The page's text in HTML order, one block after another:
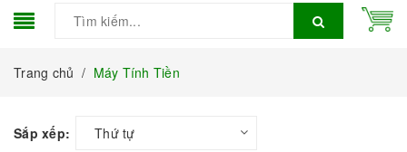
Trang chủ / Máy Tính Tiền
Sắp xếp: Thứ tự